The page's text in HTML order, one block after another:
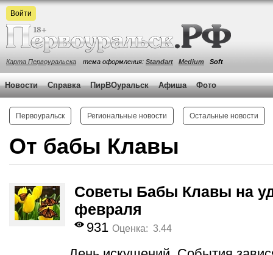
Войти
Карта Первоуральска тема оформления: Standart Medium Soft
Новости Справка ПирВОуральск Афиша Фото
Первоуральск Региональные новости Остальные новости
От бабы Клавы
Советы Бабы Клавы на
февраля
931 Оценка: 3.44